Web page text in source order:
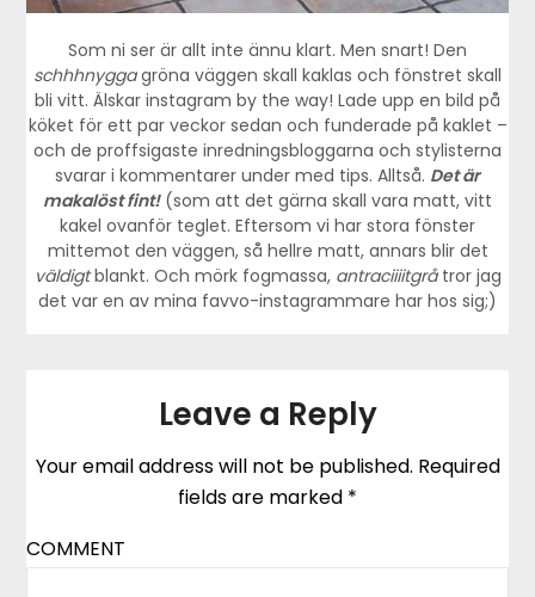
Som ni ser är allt inte ännu klart. Men snart! Den
schhhnyggagröna väggen skall kaklas och fönstret skall
bli vitt. Älskar instagram by the way! Lade upp en bild på
köket för ett par veckor sedan och funderade på kaklet –
och de proffsigaste inredningsbloggarna och stylisterna
svarar i kommentarer under med tips. Alltså. Det är
makalöst fint!(som att det gärna skall vara matt, vitt
kakel ovanför teglet. Eftersom vi har stora fönster
mittemot den väggen, så hellre matt, annars blir det
väldigtblankt. Och mörk fogmassa, antraciiiitgråtror jag
det var en av mina favvo-instagrammare har hos sig;)
Leave a Reply
Your email address will not be published. Required
fields are marked *
COMMENT